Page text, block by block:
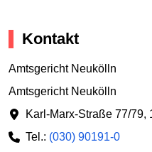
Kontakt
Amtsgericht Neukölln
Amtsgericht Neukölln
Karl-Marx-Straße 77/79,
Tel.: (030) 90191-0